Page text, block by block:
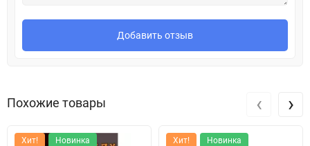
Добавить отзыв
Похожие товары
Хит! Новинка Хит! Новинка
‹ ›